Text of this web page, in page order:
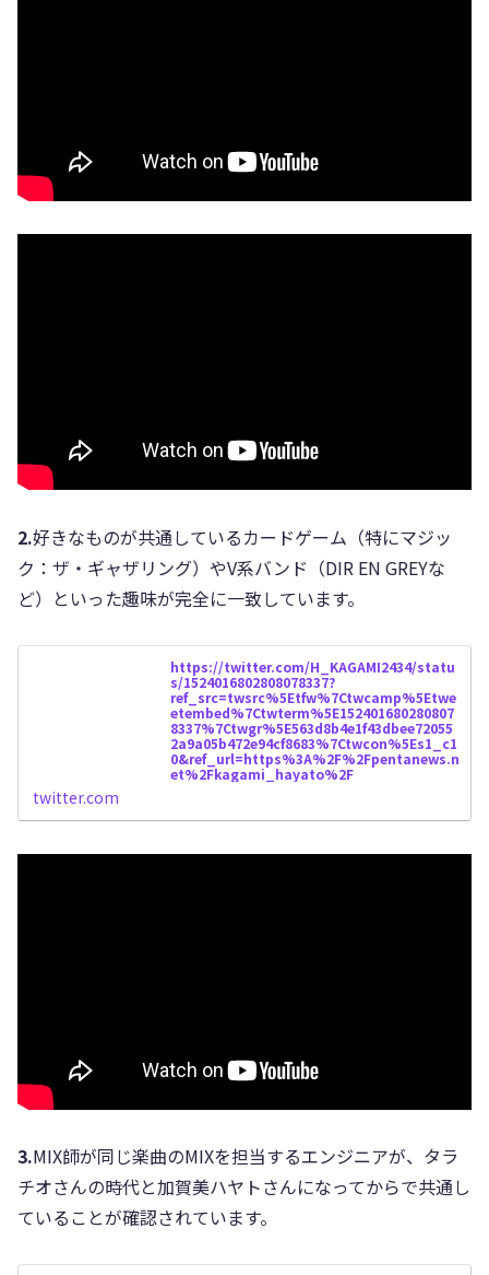
2.好きなものが共通しているカードゲーム（特にマジッ
ク：ザ・ギャザリング）やV系バンド（DIR EN GREYな
ど）といった趣味が完全に一致しています。
https://twitter.com/H_KAGAMI2434/statu
s/1524016802808078337?
ref_src=twsrc%5Etfw%7Ctwcamp%5Etwe
etembed%7Ctwterm%5E152401680280807
8337%7Ctwgr%5E563d8b4e1f43dbee72055
2a9a05b472e94cf8683%7Ctwcon%5Es1_c1
0&ref_url=https%3A%2F%2Fpentanews.n
et%2Fkagami_hayato%2F
twitter.com
3.MIX師が同じ楽曲のMIXを担当するエンジニアが、タラ
チオさんの時代と加賀美ハヤトさんになってからで共通し
ていることが確認されています。